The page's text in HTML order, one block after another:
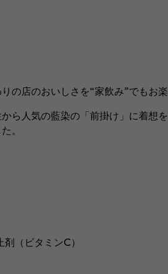
店のおいしさを“家飲み”でもお楽
ら人気の藍染の「前掛け」に着想
。
（ビタミンC）